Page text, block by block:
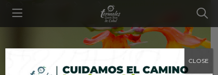
Experiencia de aves
CLOSE